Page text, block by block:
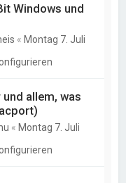
Windows und
« Montag 7. Juli
allem, was
« Montag 7. Juli